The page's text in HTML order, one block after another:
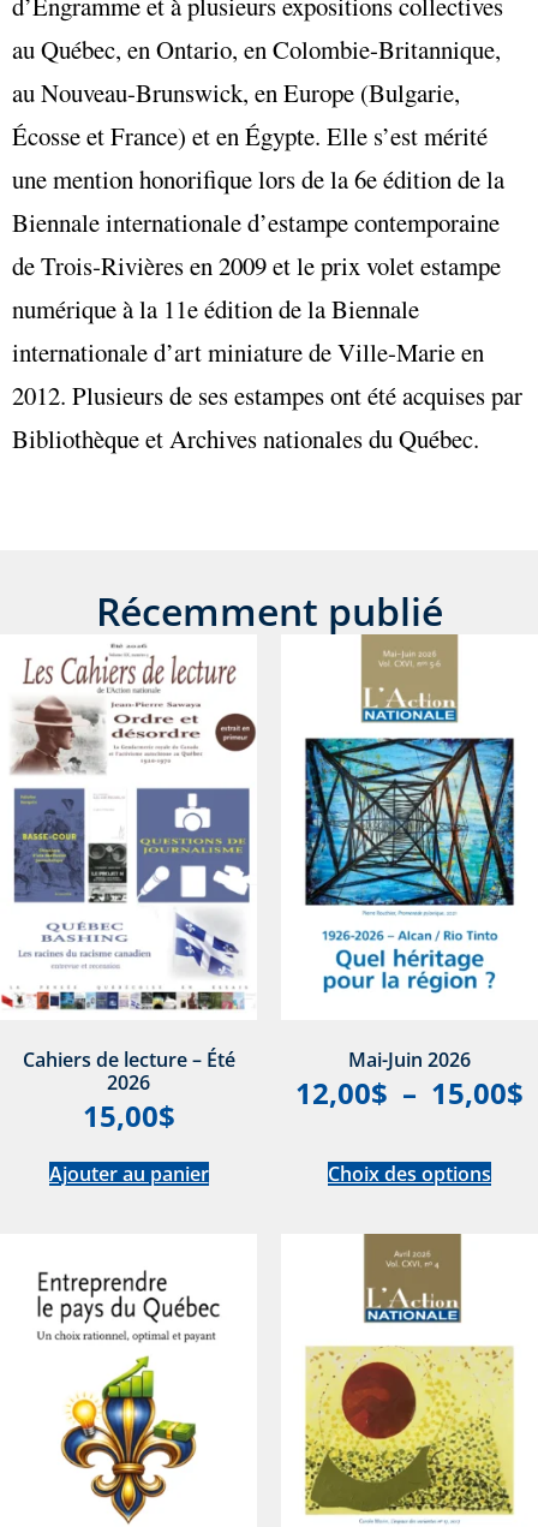
au Québec, en Ontario, en Colombie-Britannique,
au Nouveau-Brunswick, en Europe (Bulgarie,
Écosse et France) et en Égypte. Elle s’est mérité
une mention honorifique lors de la 6e édition de la
Biennale internationale d’estampe contemporaine
de Trois‑Rivières en 2009 et le prix volet estampe
numérique à la 11e édition de la Biennale
internationale d’art miniature de Ville-Marie en
2012. Plusieurs de ses estampes ont été acquises par
Bibliothèque et Archives nationales du Québec.
Récemment publié
Cahiers de lecture – Été
2026
15,00$
Ajouter au panier
Mai-Juin 2026
12,00$ – 15,00$
Choix des options